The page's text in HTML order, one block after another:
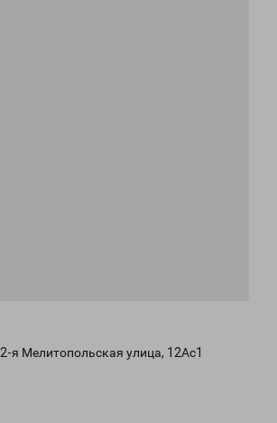
я Мелитопольская улица, 12Ас1